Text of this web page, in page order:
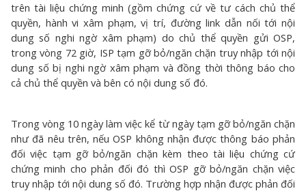
trên tài liệu chứng minh (gồm chứng cứ về tư cách chủ thể
quyền, hành vi xâm phạm, vị trí, đường link dẫn nối tới nội
dung số nghi ngờ xâm phạm) do chủ thể quyền gửi OSP,
trong vòng 72 giờ, ISP tạm gỡ bỏ/ngăn chặn truy nhập tới nội
dung số bị nghi ngờ xâm phạm và đồng thời thông báo cho
cả chủ thể quyền và bên có nội dung số đó.
Trong vòng 10 ngày làm việc kể từ ngày tạm gỡ bỏ/ngăn chặn
như đã nêu trên, nếu OSP không nhận được thông báo phản
đối việc tạm gỡ bỏ/ngăn chặn kèm theo tài liệu chứng cứ
chứng minh cho phản đối đó thì OSP gỡ bỏ/ngăn chặn việc
truy nhập tới nội dung số đó. Trường hợp nhận được phản đối